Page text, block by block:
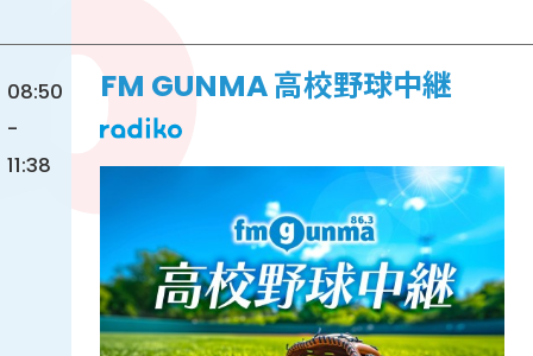
08:50
-
11:38
FM GUNMA 高校野球中継